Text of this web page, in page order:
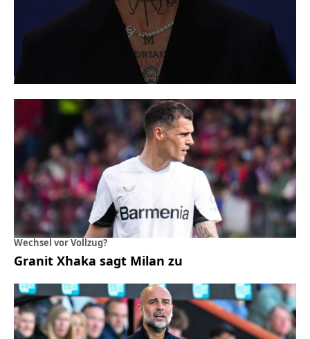
Wechsel vor Vollzug?
Granit Xhaka sagt Milan zu